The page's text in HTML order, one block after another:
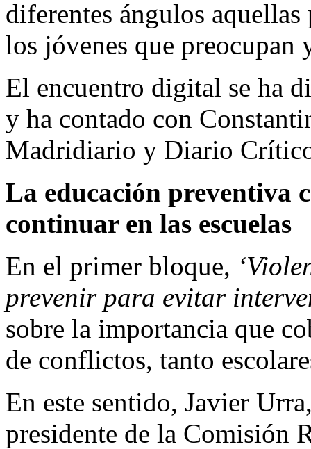
diferentes ángulos
los jóvenes que preocupan
El encuentro digital se ha
y ha contado con
Madridiario y Diario
La educación preventiva
continuar en las escuelas
En el primer bloque,
prevenir para evitar
sobre la importancia que
de conflictos, tanto
En este sentido, Javier
presidente de la Comisión